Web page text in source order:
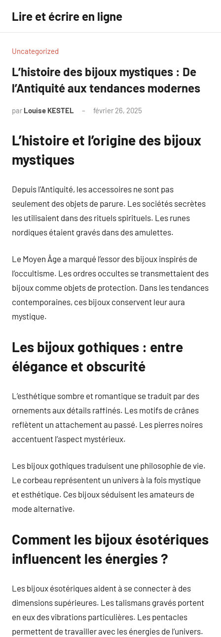
contenu
Lire et écrire en ligne
Uncategorized
L’histoire des bijoux mystiques : De
l’Antiquité aux tendances modernes
par Louise KESTEL février 26, 2025
L’histoire et l’origine des bijoux
mystiques
Depuis l’Antiquité, les accessoires ne sont pas
seulement des objets de parure. Les sociétés secrètes
les utilisaient dans des rituels spirituels. Les runes
nordiques étaient gravés dans des amulettes.
Le Moyen Âge a marqué l’essor des bijoux inspirés de
l’occultisme. Les ordres occultes se transmettaient des
bijoux comme objets de protection. Dans les tendances
contemporaines, ces bijoux conservent leur aura
mystique.
Les bijoux gothiques : entre
élégance et obscurité
L’esthétique sombre et romantique se traduit par des
ornements aux détails raffinés. Les motifs de crânes
reflètent un attachement au passé. Les pierres noires
accentuent l’aspect mystérieux.
Les bijoux gothiques traduisent une philosophie de vie.
Le corbeau représentent un univers à la fois mystique
et esthétique. Ces bijoux séduisent les amateurs de
mode alternative.
Comment les bijoux ésotériques
influencent les énergies ?
Les bijoux ésotériques aident à se connecter à des
dimensions supérieures. Les talismans gravés portent
en eux des vibrations particulières. Les pentacles
permettent de travailler avec les énergies de l’univers.